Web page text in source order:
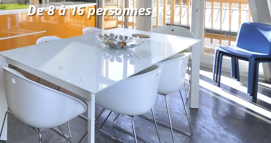
De 8 à 16 personnes